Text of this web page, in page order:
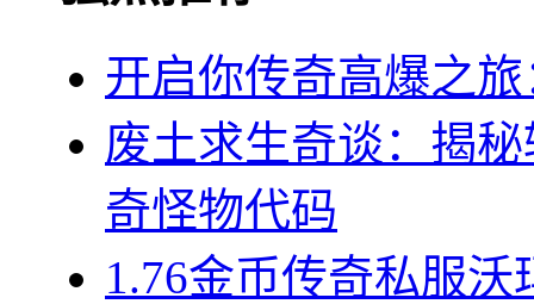
开启你传奇高爆之
废土求生奇谈：揭
奇怪物代码
1.76金币传奇私服